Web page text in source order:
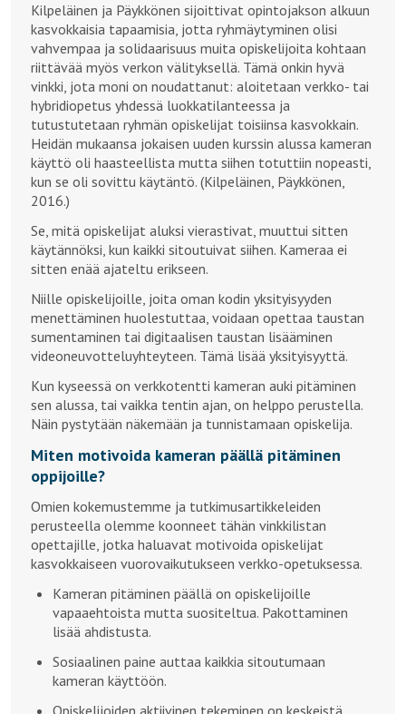
Kilpeläinen ja Päykkönen sijoittivat opintojakson alkuun
kasvokkaisia tapaamisia, jotta ryhmäytyminen olisi
vahvempaa ja solidaarisuus muita opiskelijoita kohtaan
riittävää myös verkon välityksellä. Tämä onkin hyvä
vinkki, jota moni on noudattanut: aloitetaan verkko- tai
hybridiopetus yhdessä luokkatilanteessa ja
tutustutetaan ryhmän opiskelijat toisiinsa kasvokkain.
Heidän mukaansa jokaisen uuden kurssin alussa kameran
käyttö oli haasteellista mutta siihen totuttiin nopeasti,
kun se oli sovittu käytäntö. (Kilpeläinen, Päykkönen,
2016.)
Se, mitä opiskelijat aluksi vierastivat, muuttui sitten
käytännöksi, kun kaikki sitoutuivat siihen. Kameraa ei
sitten enää ajateltu erikseen.
Niille opiskelijoille, joita oman kodin yksityisyyden
menettäminen huolestuttaa, voidaan opettaa taustan
sumentaminen tai digitaalisen taustan lisääminen
videoneuvotteluyhteyteen. Tämä lisää yksityisyyttä.
Kun kyseessä on verkkotentti kameran auki pitäminen
sen alussa, tai vaikka tentin ajan, on helppo perustella.
Näin pystytään näkemään ja tunnistamaan opiskelija.
Miten motivoida kameran päällä pitäminen
oppijoille?
Omien kokemustemme ja tutkimusartikkeleiden
perusteella olemme koonneet tähän vinkkilistan
opettajille, jotka haluavat motivoida opiskelijat
kasvokkaiseen vuorovaikutukseen verkko-opetuksessa.
Kameran pitäminen päällä on opiskelijoille
vapaaehtoista mutta suositeltua. Pakottaminen
lisää ahdistusta.
Sosiaalinen paine auttaa kaikkia sitoutumaan
kameran käyttöön.
Opiskelijoiden aktiivinen tekeminen on keskeistä,